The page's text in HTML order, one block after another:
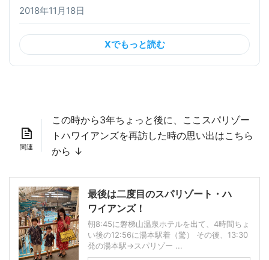
2018年11月18日
Xでもっと読む
この時から3年ちょっと後に、ここスパリゾー
トハワイアンズを再訪した時の思い出はこちら
から ↓
最後は二度目のスパリゾート・ハ
ワイアンズ！
朝8:45に磐梯山温泉ホテルを出て、4時間ちょ
い後の12:56に湯本駅着（驚） その後、13:30
発の湯本駅→スパリゾー ...